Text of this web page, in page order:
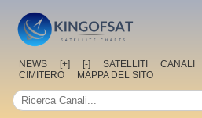
NEWS [+] [-] SATELLITI CANALI
CIMITERO
MAPPA DEL SITO